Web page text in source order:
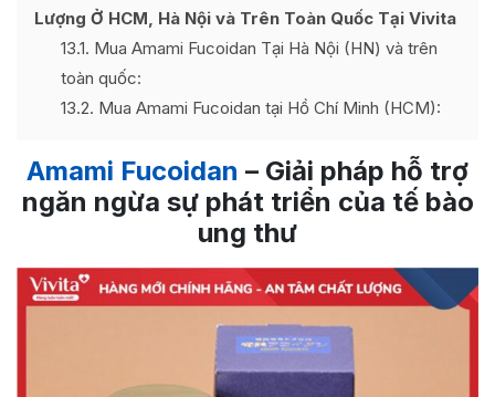
Lượng Ở HCM, Hà Nội và Trên Toàn Quốc Tại Vivita
13.1 Mua Amami Fucoidan Tại Hà Nội (HN) và trên
toàn quốc:
13.2 Mua Amami Fucoidan tại Hồ Chí Minh (HCM):
Amami Fucoidan – Giải pháp hỗ trợ
ngăn ngừa sự phát triển của tế bào
ung thư